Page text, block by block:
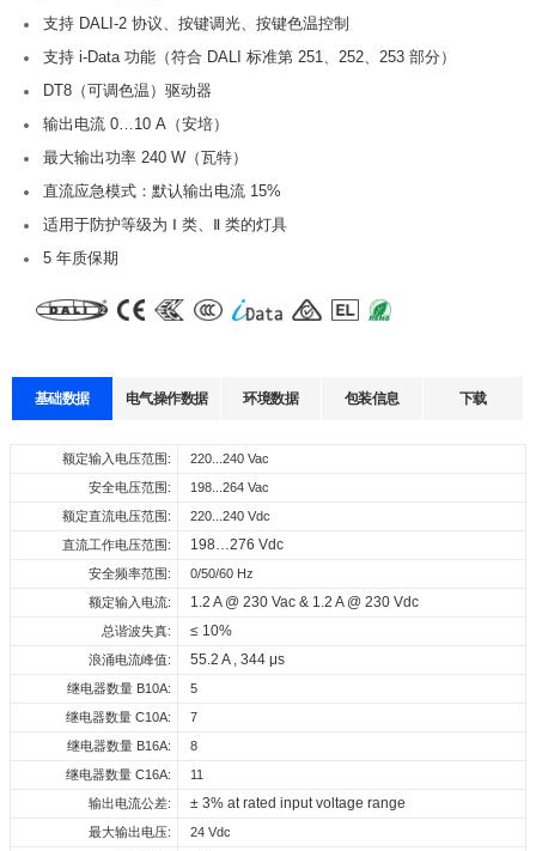
支持 DALI-2 协议、按键调光、按键色温控制
支持 i-Data 功能（符合 DALI 标准第 251、252、253 部分）
DT8（可调色温）驱动器
输出电流 0…10 A（安培）
最大输出功率 240 W（瓦特）
直流应急模式：默认输出电流 15%
适用于防护等级为 Ⅰ 类、Ⅱ 类的灯具
5 年质保期
基础数据 电气操作数据 环境数据 包装信息 下载
额定输入电压范围:
220...240 Vac
安全电压范围:
198...264 Vac
额定直流电压范围:
220...240 Vdc
直流工作电压范围:
198…276 Vdc
安全频率范围:
0/50/60 Hz
额定输入电流:
1.2 A @ 230 Vac & 1.2 A @ 230 Vdc
总谐波失真: ≤ 10%
浪涌电流峰值: 55.2 A , 344 μs
继电器数量 B10A:
5
继电器数量 C10A:
7
继电器数量 B16A:
8
继电器数量 C16A:
11
输出电流公差:
± 3% at rated input voltage range
最大输出电压:
24 Vdc
型号
输
出
流
CU-DT8-24-240-220...240-TW
100
00
mA
220…
V
5%
工作温度:
-20…+50°C
储存温度:
-40…+85°C
工作湿度:
10%…90%
存储湿度:
5%...90 %
驱动器寿命:
at Tc 85°C: 50,000 hrs; at Tc 75°C: 100,000 hrs @ 230 Vac
最大Tc温度:
85°C
每箱数量:
18 pcs
外箱尺寸:
355 x 225 x 185 mm
整箱重量:
11.4 kg
数据表 认证
Select
168057_CU_DT8_24_240_220_240_TW
Select
EMC_CU_DT8_24_240_220_240_TW
CB_CU_DT8_24_240_220_240_TW
LVD_CU_DT8_24_240_220_240_TW
SAA_CU_DT8_24_240_220_240_TW
RCM_CU_DT8_24_240_220_240_TW
Select
3D_CU_DT8_24_240_220_240_TW
Select
CE声明_恒压DT8系
下载